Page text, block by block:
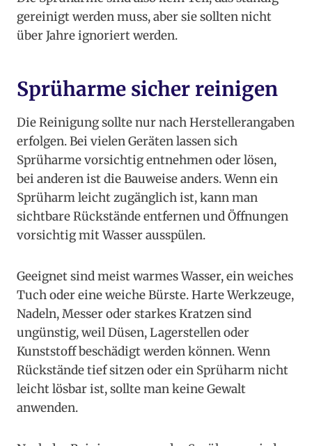
gereinigt werden muss, aber sie sollten nicht
über Jahre ignoriert werden.
Sprüharme sicher reinigen
Die Reinigung sollte nur nach Herstellerangaben
erfolgen. Bei vielen Geräten lassen sich
Sprüharme vorsichtig entnehmen oder lösen,
bei anderen ist die Bauweise anders. Wenn ein
Sprüharm leicht zugänglich ist, kann man
sichtbare Rückstände entfernen und Öffnungen
vorsichtig mit Wasser ausspülen.
Geeignet sind meist warmes Wasser, ein weiches
Tuch oder eine weiche Bürste. Harte Werkzeuge,
Nadeln, Messer oder starkes Kratzen sind
ungünstig, weil Düsen, Lagerstellen oder
Kunststoff beschädigt werden können. Wenn
Rückstände tief sitzen oder ein Sprüharm nicht
leicht lösbar ist, sollte man keine Gewalt
anwenden.